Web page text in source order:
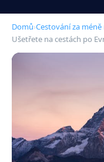
Domů›Cestování za méně
Ušetřete na cestách po